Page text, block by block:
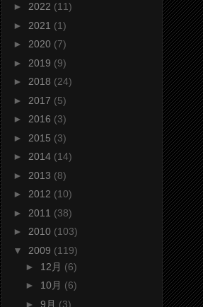
► 2022 (11)
► 2021 (1)
► 2020 (7)
► 2019 (9)
► 2018 (24)
► 2017 (5)
► 2016 (3)
► 2015 (3)
► 2014 (14)
► 2013 (8)
► 2012 (10)
► 2011 (38)
► 2010 (103)
▼ 2009 (119)
► 12月 (6)
► 10月 (6)
► 9月 (3)